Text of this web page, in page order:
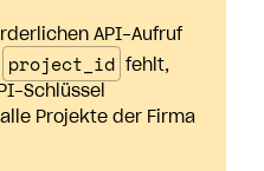
API-Aufruf
project_id
fehlt,
Schlüssel
Projekte der Firma